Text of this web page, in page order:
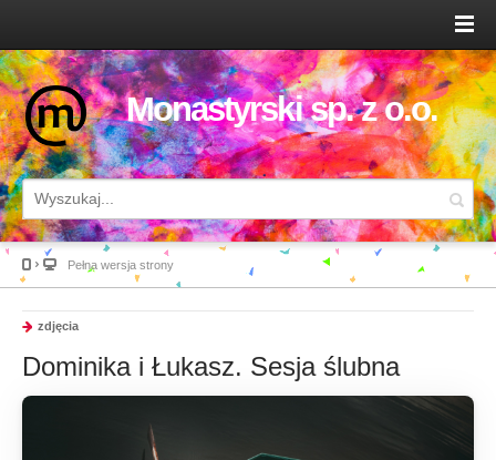
Monastyrski sp. z o.o.
Pełna wersja strony
zdjęcia
Dominika i Łukasz. Sesja ślubna